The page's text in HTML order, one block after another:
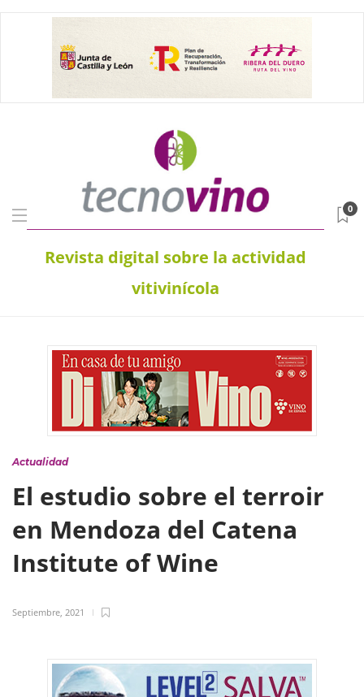
Revista digital sobre la actividad
vitivinícola
0
Actualidad
El estudio sobre el terroir
en Mendoza del Catena
Institute of Wine
Septiembre, 2021